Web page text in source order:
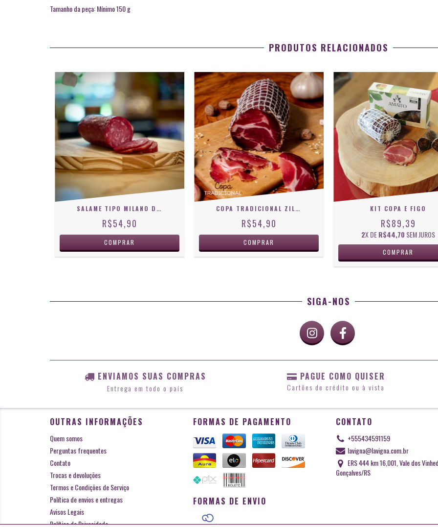
Tamanho da peça: Mínimo 150 g
PRODUTOS RELACIONADOS
SALAME TIPO MILANO DEFUMADO CASA VELHA
R$54,90
COPA TRADICIONAL ZILIO
R$54,90
KIT COPA E FIGO
R$89,39
2X DER$44,70 SEM JUROS
SIGA-NOS
ENVIAMOS SUAS COMPRAS
Entrega em todo o país
PAGUE COMO QUISER
Cartões de crédito ou à vista
OUTRAS INFORMAÇÕES
Quem somos
Perguntas frequentes
Contato
Trocas e devoluções
Termos e Condições de Serviço
Política de envios e entregas
Avisos Legais
Política de Privacidade
FORMAS DE PAGAMENTO
FORMAS DE ENVIO
CONTATO
+555434591159
lavigna@lavigna.com.br
ERS 444 km 16,001, Vale dos
Gonçalves/RS